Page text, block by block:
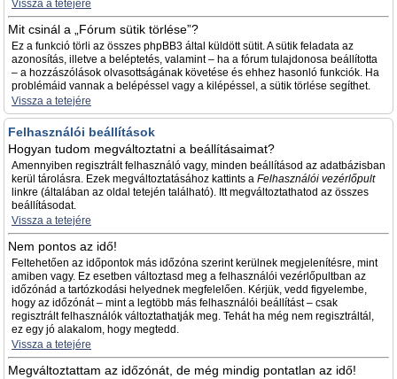
Vissza a tetejére
Mit csinál a „Fórum sütik törlése”?
Ez a funkció törli az összes phpBB3 által küldött sütit. A sütik feladata az
azonosítás, illetve a beléptetés, valamint – ha a fórum tulajdonosa beállította
– a hozzászólások olvasottságának követése és ehhez hasonló funkciók. Ha
problémáid vannak a belépéssel vagy a kilépéssel, a sütik törlése segíthet.
Vissza a tetejére
Felhasználói beállítások
Hogyan tudom megváltoztatni a beállításaimat?
Amennyiben regisztrált felhasználó vagy, minden beállításod az adatbázisban
kerül tárolásra. Ezek megváltoztatásához kattints a Felhasználói vezérlőpult
linkre (általában az oldal tetején található). Itt megváltoztathatod az összes
beállításodat.
Vissza a tetejére
Nem pontos az idő!
Feltehetően az időpontok más időzóna szerint kerülnek megjelenítésre, mint
amiben vagy. Ez esetben változtasd meg a felhasználói vezérlőpultban az
időzónád a tartózkodási helyednek megfelelően. Kérjük, vedd figyelembe,
hogy az időzónát – mint a legtöbb más felhasználói beállítást – csak
regisztrált felhasználók változtathatják meg. Tehát ha még nem regisztráltál,
ez egy jó alakalom, hogy megtedd.
Vissza a tetejére
Megváltoztattam az időzónát, de még mindig pontatlan az idő!